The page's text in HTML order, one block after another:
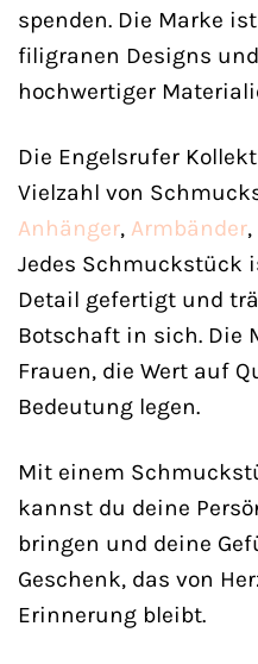
spenden. Die Marke
filigranen Designs
hochwertiger
Die Engelsrufer
Vielzahl von
Anhänger, Armbänder,
Jedes Schmuckstück
Detail gefertigt und
Botschaft in sich. Die
Frauen, die Wert auf
Bedeutung legen.
Mit einem
kannst du deine
bringen und deine
Geschenk, das von
Erinnerung bleibt.